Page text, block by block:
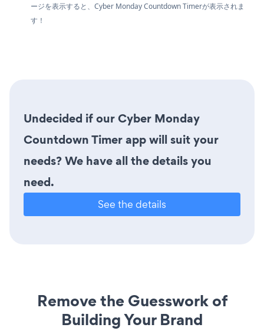
ージを表示すると、Cyber Monday Countdown Timerが表示されま
す！
Undecided if our Cyber Monday
Countdown Timer app will suit your
needs? We have all the details you
need.
See the details
Remove the Guesswork of
Building Your Brand